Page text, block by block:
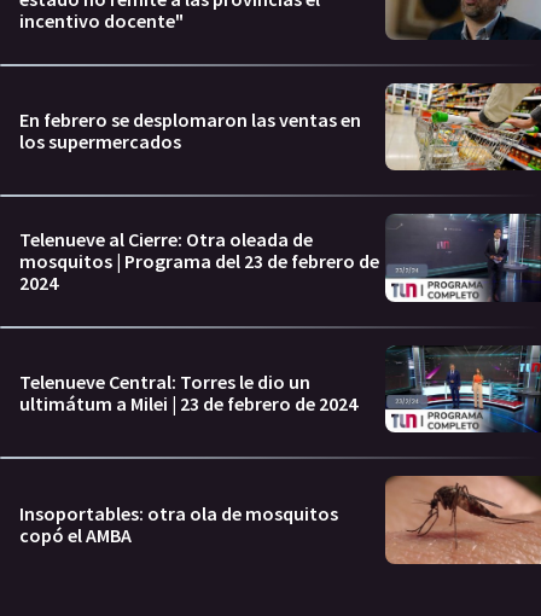
incentivo docente"
En febrero se desplomaron las ventas en
los supermercados
Telenueve al Cierre: Otra oleada de
mosquitos | Programa del 23 de febrero de
2024
Telenueve Central: Torres le dio un
ultimátum a Milei | 23 de febrero de 2024
Insoportables: otra ola de mosquitos
copó el AMBA